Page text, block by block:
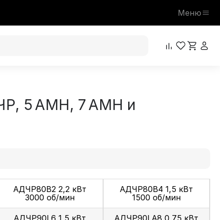
Меню
5 АМН, 7 АМН и
АДЧР80В2 2,2 кВт
3000 об/мин
АДЧР80В4 1,5 кВт
1500 об/мин
АДЧР90L6 1,5 кВт АДЧР90LA8 0,75 кВт